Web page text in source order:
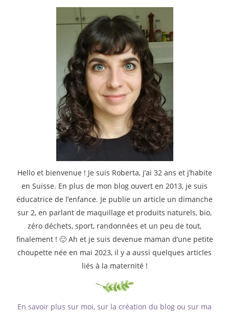
Hello et bienvenue ! Je suis Roberta, j’ai 32 ans et j’habite
en Suisse. En plus de mon blog ouvert en 2013, je suis
éducatrice de l’enfance. Je publie un article un dimanche
sur 2, en parlant de maquillage et produits naturels, bio,
zéro déchets, sport, randonnées et un peu de tout,
finalement ! 🙂 Ah et je suis devenue maman d’une petite
choupette née en mai 2023, il y a aussi quelques articles
liés à la maternité !
En savoir plus sur moi, sur la création du blog ou sur ma